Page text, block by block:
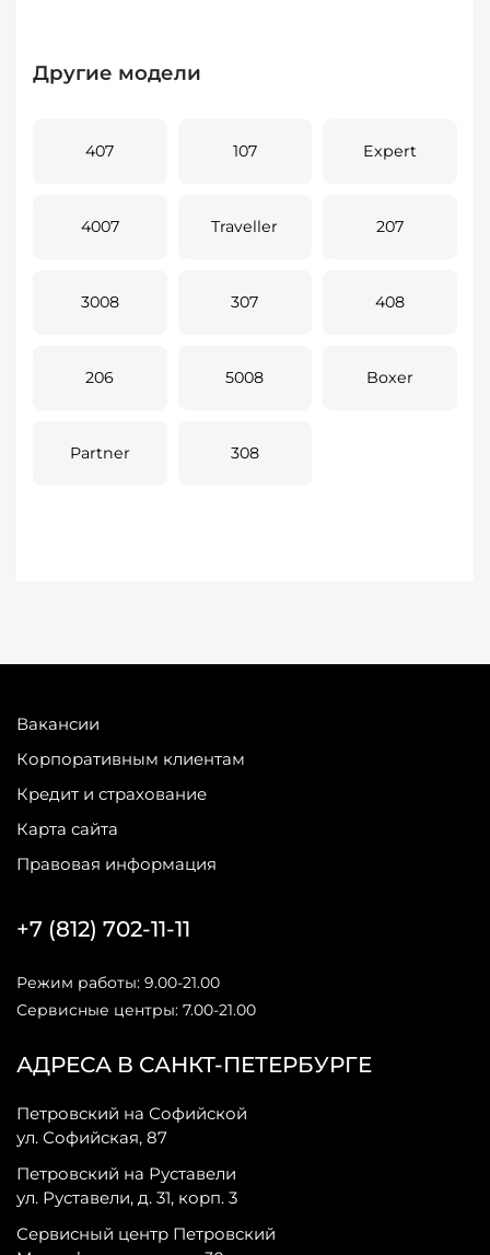
Другие модели
407 107 Expert
4007 Traveller 207
3008 307 408
206 5008 Boxer
Partner 308
Вакансии
Корпоративным клиентам
Кредит и страхование
Карта сайта
Правовая информация
АДРЕСА В САНКТ-ПЕТЕРБУРГЕ
Петровский на Софийской
ул. Софийская, 87
Петровский на Руставели
ул. Руставели, д. 31, корп. 3
Сервисный центр Петровский
+7 (812) 702-11-11
Режим работы: 9.00-21.00
Сервисные центры: 7.00-21.00